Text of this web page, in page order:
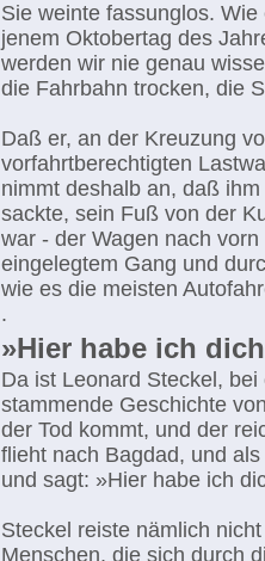
Sie weinte fassunglos.
jenem Oktobertag des
werden wir nie genau
die Fahrbahn trocken, die
Daß er, an der Kreuzung
vorfahrtberechtigten
nimmt deshalb an, daß
sackte, sein Fuß von der
war - der Wagen nach
eingelegtem Gang und
wie es die meisten
.
»Hier habe ich
Da ist Leonard Steckel,
stammende Geschichte
der Tod kommt, und der
flieht nach Bagdad, und
und sagt: »Hier habe ich
Steckel reiste nämlich
Menschen, die sich durch